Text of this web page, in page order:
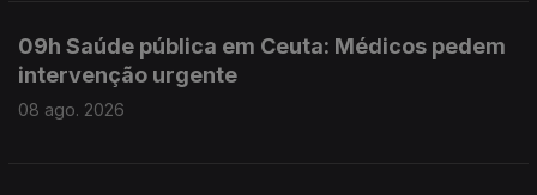
09h Saúde pública em Ceuta: Médicos pedem
intervenção urgente
08 ago. 2026